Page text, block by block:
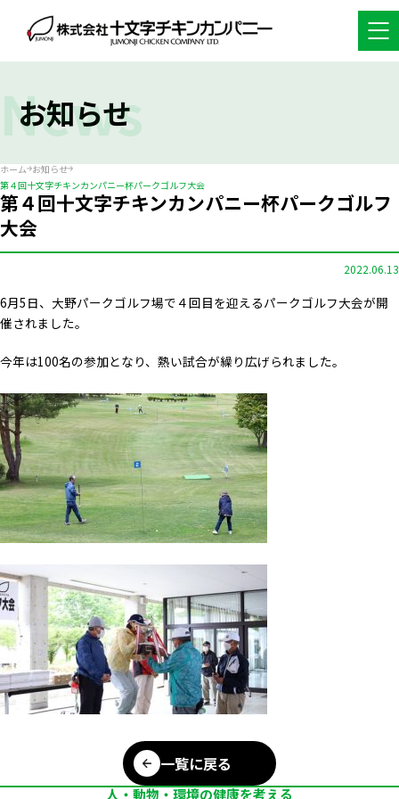
お知らせ
News
ホーム お知らせ
第４回十文字チキンカンパニー杯パークゴルフ大会
第４回十文字チキンカンパニー杯パークゴルフ
大会
2022.06.13
6月5日、大野パークゴルフ場で４回目を迎えるパークゴルフ大会が開
催されました。
今年は100名の参加となり、熱い試合が繰り広げられました。
一覧に戻る
人・動物・環境の健康を考える